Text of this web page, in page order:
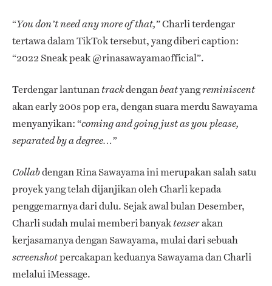
“You don’t need any more of that,” Charli terdengar
tertawa dalam TikTok tersebut, yang diberi caption:
“2022 Sneak peak @rinasawayamaofficial”.
Terdengar lantunan trackdenganbeatyangreminiscent
akan early 200s pop era, dengan suara merdu Sawayama
menyanyikan: “coming and going just as you please,
separated by a degree…”
Collabdengan Rina Sawayama ini merupakan salah satu
proyek yang telah dijanjikan oleh Charli kepada
penggemarnya dari dulu. Sejak awal bulan Desember,
Charli sudah mulai memberi banyakteaserakan
kerjasamanya dengan Sawayama, mulai dari sebuah
screenshotpercakapan keduanya Sawayama dan Charli
melalui iMessage.